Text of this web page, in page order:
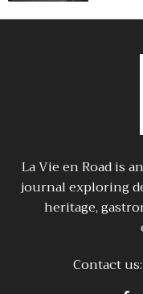
La Vie en Road is
journal exploring
heritage,
Contact us: